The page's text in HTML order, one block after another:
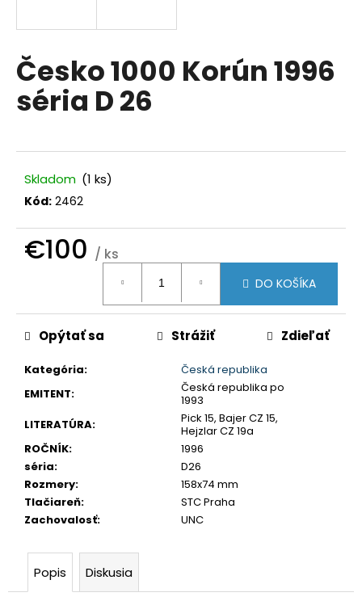
Česko 1000 Korún 1996
séria D 26
Skladom (1 ks)
Kód: 2462
€100 / ks
DO KOŠÍKA
Kategória:
Česká republika
EMITENT:
Česká republika po
1993
LITERATÚRA:
Pick 15, Bajer CZ 15,
Hejzlar CZ 19a
ROČNÍK:
1996
séria:
D26
Rozmery:
158x74 mm
Tlačiareň:
STC Praha
Zachovalosť: UNC
Opýtať sa Strážiť Zdieľať
Popis Diskusia
s
ť
?
o
č
a
e
LEOPOLD
GRAJCIAR
1706
SANKT
VEIT
€80